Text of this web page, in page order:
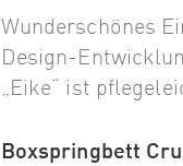
Wunderschönes
Design-
„Eike“ ist
Boxspringbett